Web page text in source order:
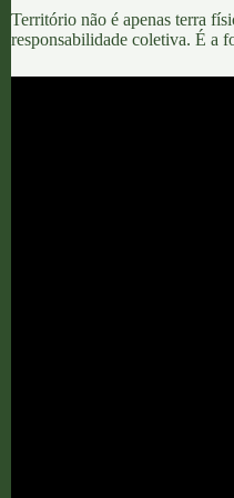
Território não é apenas terra
responsabilidade coletiva. É a